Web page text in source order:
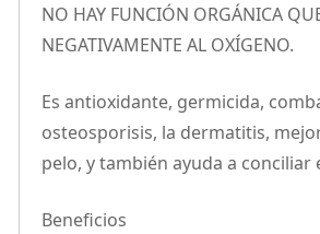
NO HAY FUNCIÓN ORGÁNICA
NEGATIVAMENTE AL OXÍGENO.
Es antioxidante, germicida,
osteosporisis, la dermatitis,
pelo, y también ayuda a conciliar
Beneficios